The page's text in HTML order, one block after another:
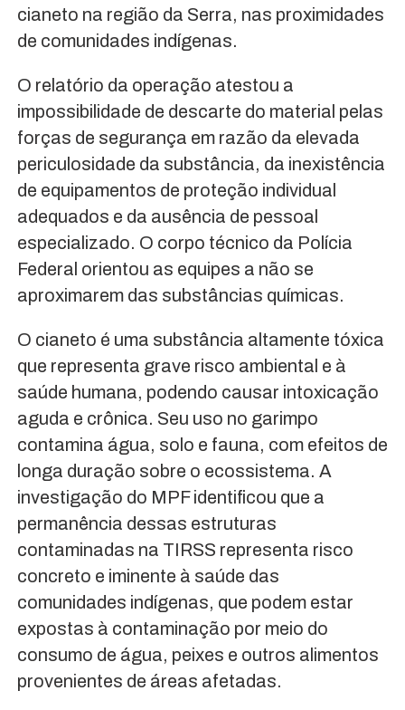
cianeto na região da Serra, nas proximidades
de comunidades indígenas.
O relatório da operação atestou a
impossibilidade de descarte do material pelas
forças de segurança em razão da elevada
periculosidade da substância, da inexistência
de equipamentos de proteção individual
adequados e da ausência de pessoal
especializado. O corpo técnico da Polícia
Federal orientou as equipes a não se
aproximarem das substâncias químicas.
O cianeto é uma substância altamente tóxica
que representa grave risco ambiental e à
saúde humana, podendo causar intoxicação
aguda e crônica. Seu uso no garimpo
contamina água, solo e fauna, com efeitos de
longa duração sobre o ecossistema. A
investigação do MPF identificou que a
permanência dessas estruturas
contaminadas na TIRSS representa risco
concreto e iminente à saúde das
comunidades indígenas, que podem estar
expostas à contaminação por meio do
consumo de água, peixes e outros alimentos
provenientes de áreas afetadas.